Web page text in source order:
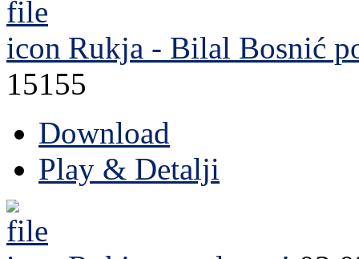
Rukja - Bilal Bosnić
15155
Download
Play & Detalji